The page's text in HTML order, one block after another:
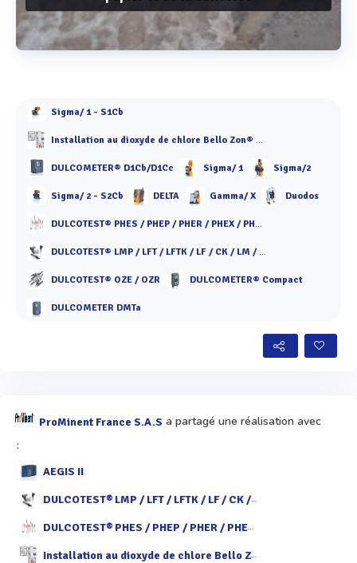
Sigma/ 1 - S1Cb
Installation au dioxyde de chlore Bello Zon® CDKc
DULCOMETER® D1Cb/D1Cc Sigma/ 1 Sigma/2
Sigma/ 2 - S2Cb DELTA Gamma/ X Duodos
DULCOTEST® PHES / PHEP / PHER / PHEX / PHED / PHEF / PHEN / PHEK
DULCOTEST® LMP / LFT / LFTK / LF / CK / LM / ICT
DULCOTEST® OZE / OZR DULCOMETER® Compact
DULCOMETER DMTa
ProMinent France S.A.S a partagé une réalisation avec
:
AEGIS II
DULCOTEST® LMP / LFT / LFTK / LF / CK / LM / ICT
DULCOTEST® PHES / PHEP / PHER / PHEX / PHED / PHEF / PHEN / PHEK
Installation au dioxyde de chlore Bello Zon® CDKc